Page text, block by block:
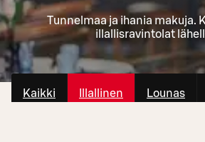
Tunnelmaa ja ihania makuja.
illallisravintolat
Kaikki Illallinen Lounas